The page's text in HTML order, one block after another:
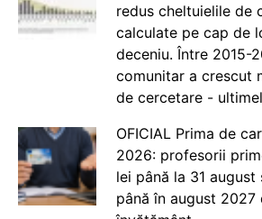
redus cheltuielile de
calculate pe cap de
deceniu. Între 2015-
comunitar a crescut
de cercetare -
OFICIAL Prima de
2026: profesorii
lei până la 31
până în august 2027